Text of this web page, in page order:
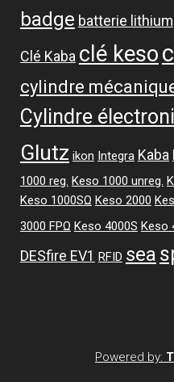
badge batterie lithium
Clé Kaba clé keso
cylindre
Cylindre
Glutz ikon Integra Kaba
1000 reg. Keso 1000 unreg.
Keso 1000SΩ Keso 2000
3000 FPΩ Keso 4000S Keso
DESfire EV1 RFID sea
Powered by: